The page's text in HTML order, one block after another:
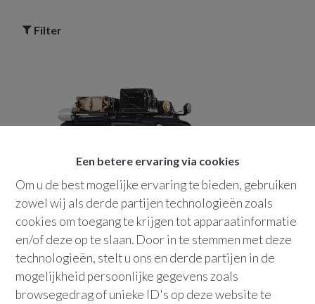
Een betere ervaring via cookies
Om u de best mogelijke ervaring te bieden, gebruiken
zowel wij als derde partijen technologieën zoals
cookies om toegang te krijgen tot apparaatinformatie
en/of deze op te slaan. Door in te stemmen met deze
technologieën, stelt u ons en derde partijen in de
mogelijkheid persoonlijke gegevens zoals
browsegedrag of unieke ID's op deze website te
Filter
2540Hove
Kapelstraat27
Garagebox | Hove
€ 135 /maand